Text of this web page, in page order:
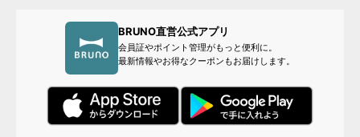
BRUNO直営公式アプリ
会員証やポイント管理がもっと便利に。
最新情報やお得なクーポンもお届けします。